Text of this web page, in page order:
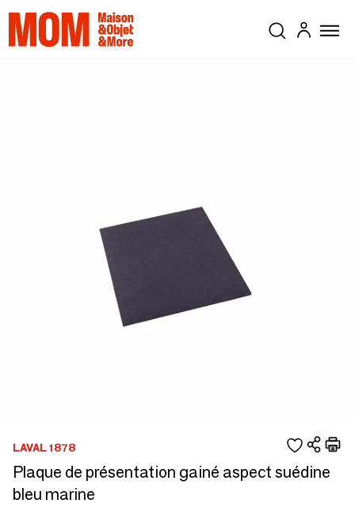
LAVAL 1878
Plaque de présentation gainé aspect suédine
bleu marine